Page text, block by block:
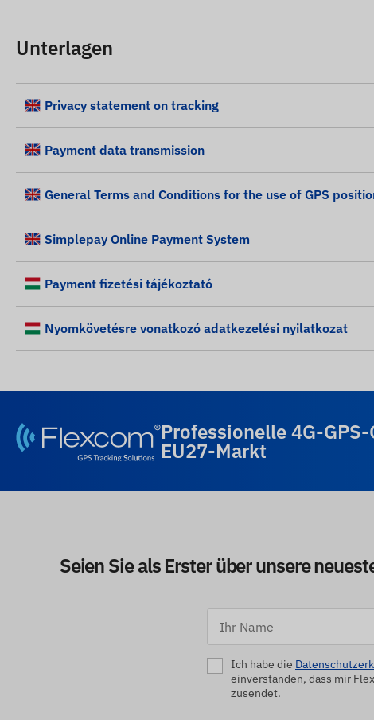
Unterlagen
Privacy statement on tracking
Payment data transmission
General Terms and Conditions for the use of GPS
Simplepay Online Payment System
Payment fizetési tájékoztató
Nyomkövetésre vonatkozó adatkezelési nyilatkozat
Professionelle 4G-
EU27-Markt
Seien Sie als Erster über unsere
Ich habe die
einverstanden, dass mir
zusendet.